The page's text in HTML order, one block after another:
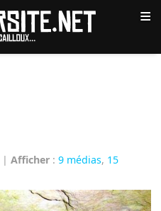
≡
|Afficher :9 médias, 15